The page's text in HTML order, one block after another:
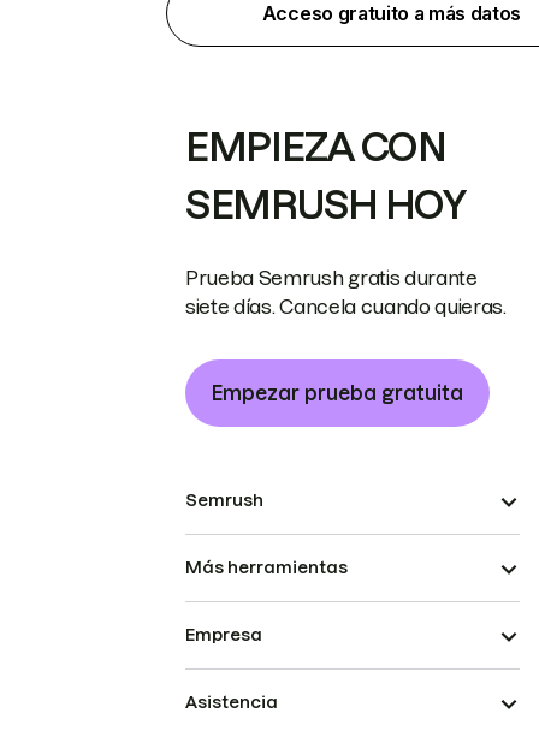
Acceso gratuito a más datos
EMPIEZA CON
SEMRUSH HOY
Prueba Semrush gratis durante
siete días. Cancela cuando quieras.
Empezar prueba gratuita
Semrush
Más herramientas
Empresa
Asistencia